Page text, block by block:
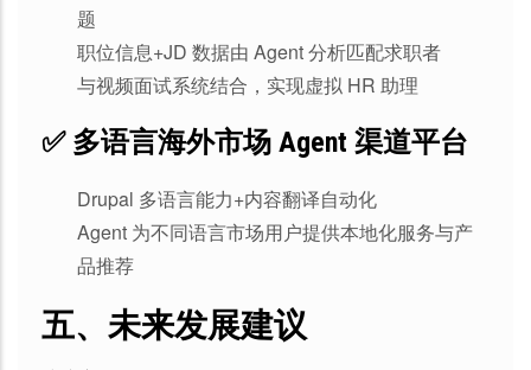
题
职位信息+JD 数据由 Agent 分析匹配求职者
与视频面试系统结合，实现虚拟 HR 助理
✅ 多语言海外市场 Agent 渠道平台
Drupal 多语言能力+内容翻译自动化
Agent 为不同语言市场用户提供本地化服务与产
品推荐
五、未来发展建议